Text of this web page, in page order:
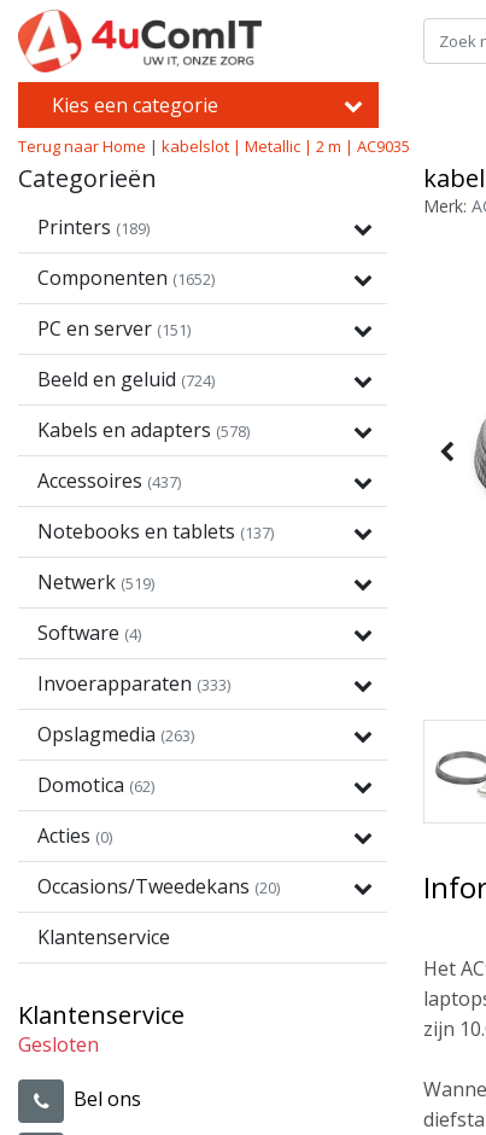
Kies een categorie
Terug naar Home | kabelslot | Metallic | 2 m | AC9035
Categorieën
Printers (189)
Componenten (1652)
PC en server (151)
Beeld en geluid (724)
Kabels en adapters (578)
Accessoires (437)
Notebooks en tablets (137)
Netwerk (519)
Software (4)
Invoerapparaten (333)
Opslagmedia (263)
Domotica (62)
Acties (0)
Occasions/Tweedekans (20)
Klantenservice
Klantenservice
Gesloten
Bel ons
Merk:
Het
zijn